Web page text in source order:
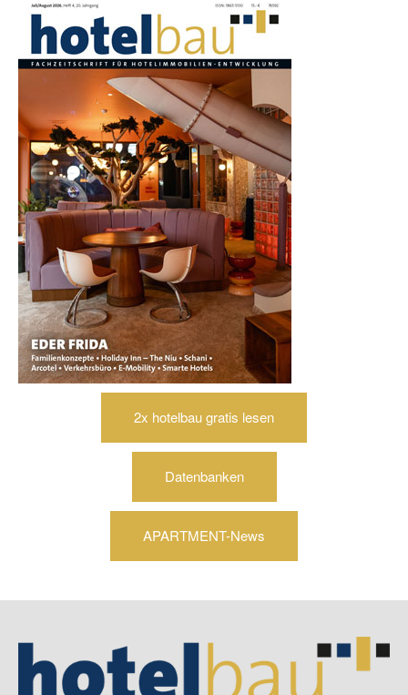
2x hotelbau gratis lesen
Datenbanken
APARTMENT-News